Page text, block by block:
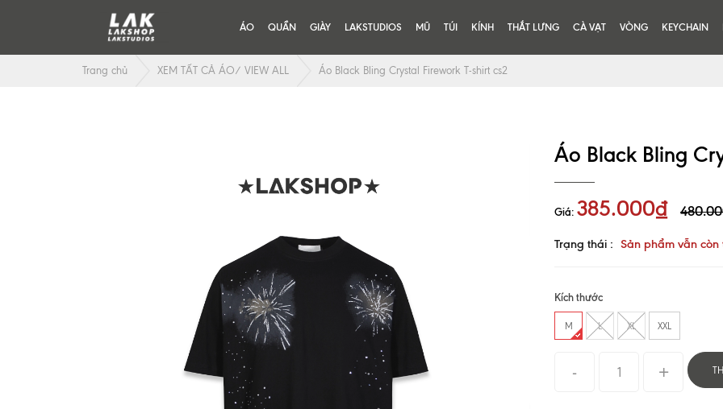
ÁO QUẦN GIÀY LAKSTUDIOS MŨ TÚI KÍNH THẮT LƯNG CÀ VẠT VÒNG KEYCHAIN
Trang chủ XEM TẤT CẢ ÁO/ VIEW ALL Áo Black Bling Crystal Firework T-shirt cs2
Áo Black Bling
Giá: 385.000₫
Trạng thái : Sản phẩm vẫn
Kích thước
M L XL XXL